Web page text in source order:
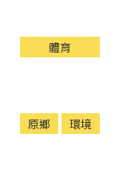
體育
原鄉 環境